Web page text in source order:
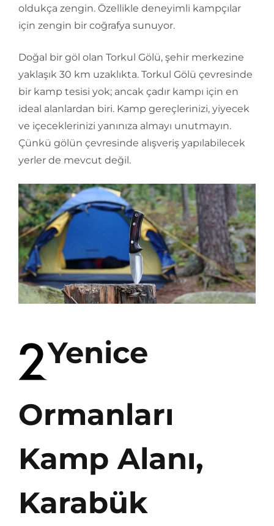
oldukça zengin. Özellikle deneyimli kampçılar
için zengin bir coğrafya sunuyor.
Doğal bir göl olan Torkul Gölü, şehir merkezine
yaklaşık 30 km uzaklıkta. Torkul Gölü çevresinde
bir kamp tesisi yok; ancak çadır kampı için en
ideal alanlardan biri. Kamp gereçlerinizi, yiyecek
ve içeceklerinizi yanınıza almayı unutmayın.
Çünkü gölün çevresinde alışveriş yapılabilecek
yerler de mevcut değil.
Yenice
Ormanları
Kamp Alanı,
Karabük